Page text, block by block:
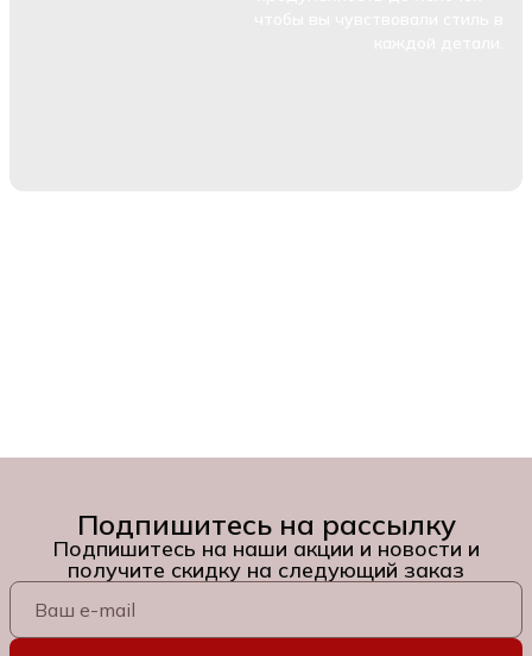
Подпишитесь на рассылку
Подпишитесь на наши акции и новости и
получите скидку на следующий заказ